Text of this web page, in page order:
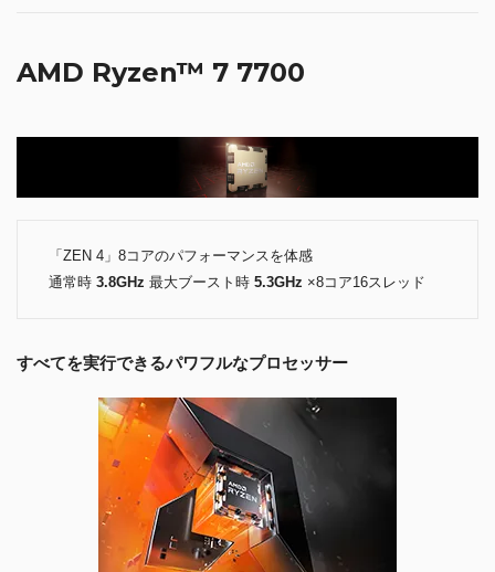
AMD Ryzen™ 7 7700
「ZEN 4」8コアのパフォーマンスを体感
通常時 3.8GHz 最大ブースト時 5.3GHz ×8コア16スレッド
すべてを実行できるパワフルなプロセッサー